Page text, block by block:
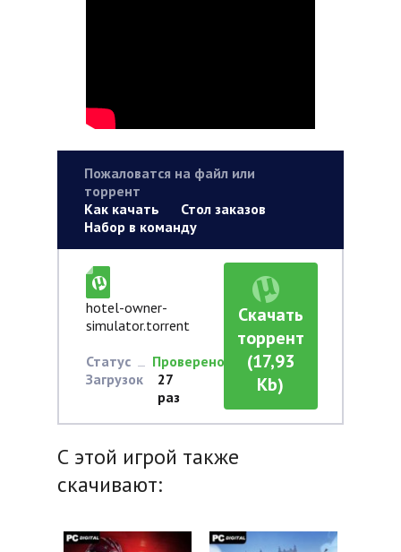
Пожаловатся на файл или
торрент
Как качать
Стол заказов
Набор в команду
hotel-owner-
simulator.torrent
Статус
Проверено
Загрузок
27
раз
Скачать
торрент
(17,93
Kb)
С этой игрой также
скачивают: